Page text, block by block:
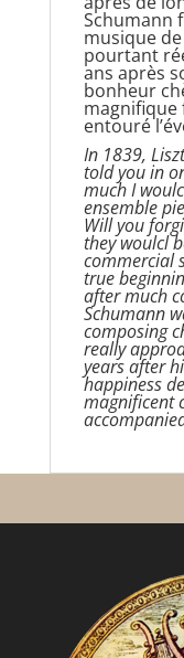
Schumann
musique
pourtant
ans après
bonheur
magnifique
entouré
In 1839,
told you in
much I
ensemble
Will you
they woulcl
commercial
true
after much
Schumann
composing
really
years after
happiness
magnificent